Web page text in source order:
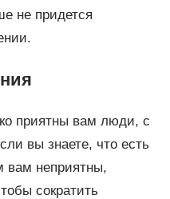
не придется
приятны вам люди, с
вы знаете, что есть
вам неприятны,
сократить